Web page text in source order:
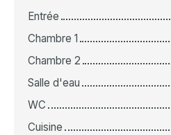
Entrée
Chambre 1
Chambre 2
Salle d'eau
WC
Cuisine